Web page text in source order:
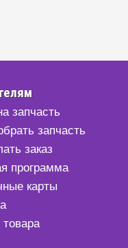
запчасть
запчасть
заказ
программа
карты
товара